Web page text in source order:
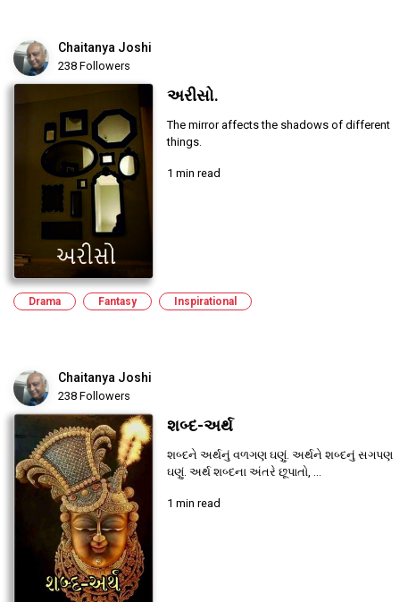
Chaitanya Joshi
238 Followers
અરીસો.
The mirror affects the shadows of different
things.
1 min read
Drama Fantasy Inspirational
Chaitanya Joshi
238 Followers
શબ્દ-અર્થ
શબ્દને અર્થનું વળગણ ઘણું. અર્થને શબ્દનું સગપણ
ઘણું. અર્થ શબ્દના અંતરે છૂપાતો, ...
1 min read